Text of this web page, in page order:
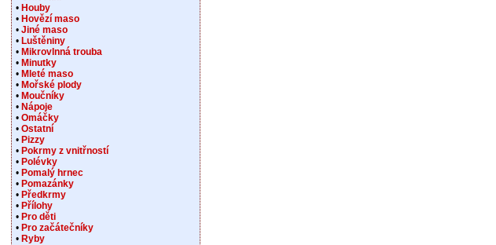
• Houby
• Hovězí maso
• Jiné maso
• Luštěniny
• Mikrovlnná trouba
• Minutky
• Mleté maso
• Mořské plody
• Moučníky
• Nápoje
• Omáčky
• Ostatní
• Pizzy
• Pokrmy z vnitřností
• Polévky
• Pomalý hrnec
• Pomazánky
• Předkrmy
• Přílohy
• Pro děti
• Pro začátečníky
• Ryby